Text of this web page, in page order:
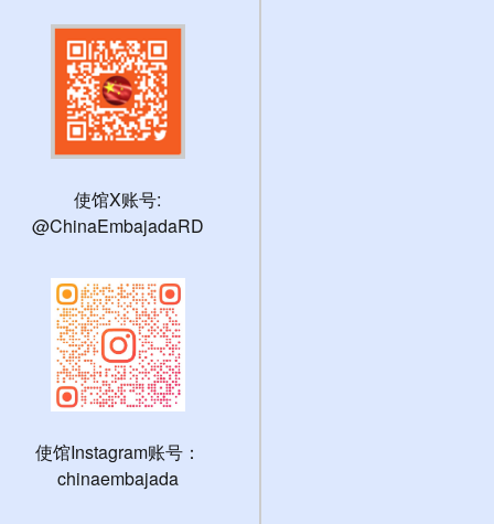
使馆X账号:
@ChinaEmbajadaRD
使馆Instagram账号：
chinaembajada